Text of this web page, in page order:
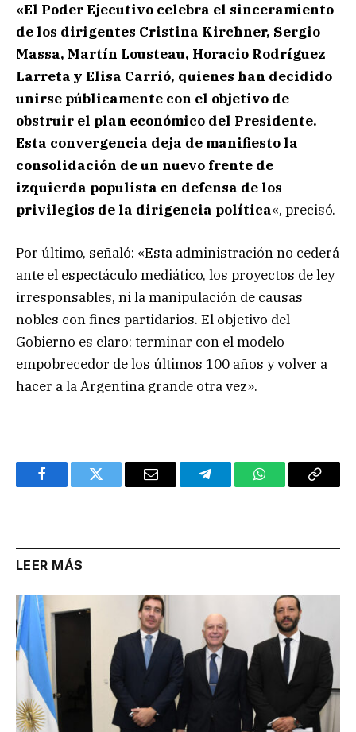
«El Poder Ejecutivo celebra el sinceramiento
de los dirigentes Cristina Kirchner, Sergio
Massa, Martín Lousteau, Horacio Rodríguez
Larreta y Elisa Carrió, quienes han decidido
unirse públicamente con el objetivo de
obstruir el plan económico del Presidente.
Esta convergencia deja de manifiesto la
consolidación de un nuevo frente de
izquierda populista en defensa de los
privilegios de la dirigencia política«, precisó.
Por último, señaló: «Esta administración no cederá
ante el espectáculo mediático, los proyectos de ley
irresponsables, ni la manipulación de causas
nobles con fines partidarios. El objetivo del
Gobierno es claro: terminar con el modelo
empobrecedor de los últimos 100 años y volver a
hacer a la Argentina grande otra vez».
FacebookTwitter Email TelegramWhatsAppCopy
LEER MÁS